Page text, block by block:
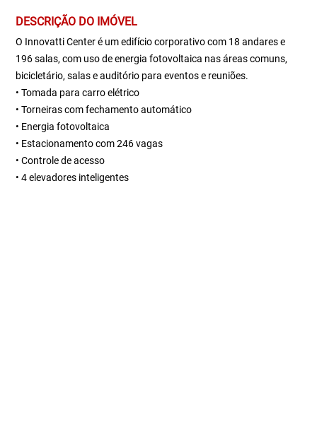
DESCRIÇÃO DO IMÓVEL
O Innovatti Center é um edifício corporativo com 18 andares e
196 salas, com uso de energia fotovoltaica nas áreas comuns,
bicicletário, salas e auditório para eventos e reuniões.
• Tomada para carro elétrico
• Torneiras com fechamento automático
• Energia fotovoltaica
• Estacionamento com 246 vagas
• Controle de acesso
• 4 elevadores inteligentes